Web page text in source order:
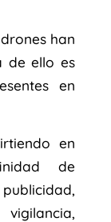
han
de ello es
en
en
de